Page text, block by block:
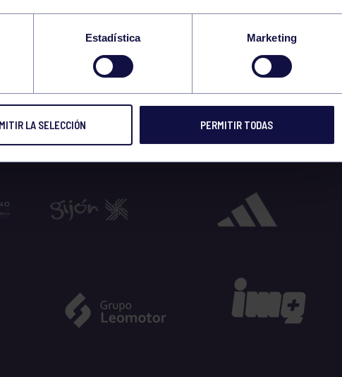
Estadística Marketing
LA SELECCIÓN PERMITIR TODAS
19:00H
Comparte